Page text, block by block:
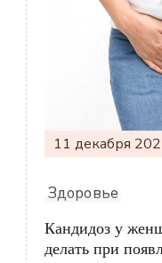
11 декабря
Здоровье
Кандидоз у
делать при